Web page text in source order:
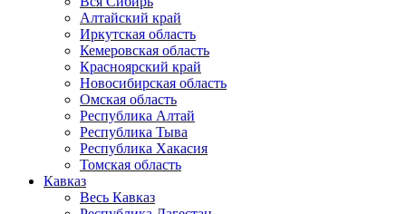
Алтайский край
Иркутская область
Кемеровская область
Красноярский край
Новосибирская область
Омская область
Республика Алтай
Республика Тыва
Республика Хакасия
Томская область
Кавказ
Весь Кавказ